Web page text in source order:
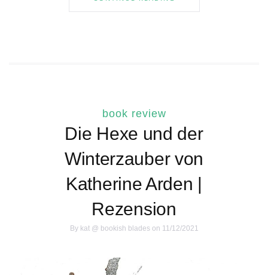
book review
Die Hexe und der
Winterzauber von
Katherine Arden |
Rezension
By kat @ bookish bladeson 11/12/2021